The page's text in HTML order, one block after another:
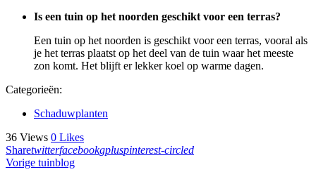
Is een tuin op het noorden geschikt voor een terras?
Een tuin op het noorden is geschikt voor een terras, vooral als
je het terras plaatst op het deel van de tuin waar het meeste
zon komt. Het blijft er lekker koel op warme dagen.
Categorieën:
Schaduwplanten
36 Views 0 Likes
Sharetwitterfacebookgpluspinterest-circled
Bericht
Vorige tuinblogPrevious